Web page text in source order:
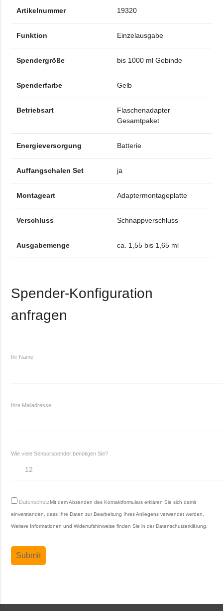
Artikelnummer 19320
Funktion Einzelausgabe
Spendergröße bis 1000 ml Gebinde
Spenderfarbe Gelb
Betriebsart
Flaschenadapter
Gesamtpaket
Energieversorgung Batterie
Auffangschalen Set ja
Montageart Adaptermontageplatte
Verschluss Schnappverschluss
Ausgabemenge ca. 1,55 bis 1,65 ml
Spender-Konfiguration
anfragen
Ihr Name
Ihre Mailadresse
Wie viele Sensorspender benötigen Sie?
DatenschutzMit dem Absenden des Kontaktformulars erklären Sie sich damit
einverstanden, dass Ihre Daten zur Bearbeitung Ihres Anliegens verwendet werden.
Weitere Informationen und Widerrufshinweise finden Sie in derDatenschutzerklärung